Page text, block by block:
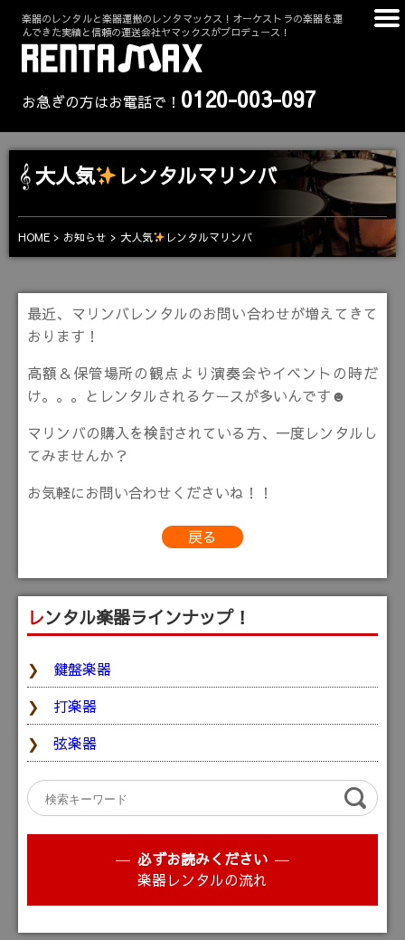
楽器のレンタルと楽器運搬のレンタマックス！オーケストラの楽器を運
んできた実績と信頼の運送会社ヤマックスがプロデュース！
お急ぎの方はお電話で！ 0120-003-097
大人気 レンタルマリンバ
HOME お知らせ 大人気 レンタルマリンバ
最近、マリンバレンタルのお問い合わせが増えてきて
おります！
高額＆保管場所の観点より演奏会やイベントの時だ
け。。。とレンタルされるケースが多いんです☻
マリンバの購入を検討されている方、一度レンタルし
てみませんか？
お気軽にお問い合わせくださいね！！
戻る
レンタル楽器ラインナップ！
鍵盤楽器
打楽器
弦楽器
必ずお読みください
楽器レンタルの流れ